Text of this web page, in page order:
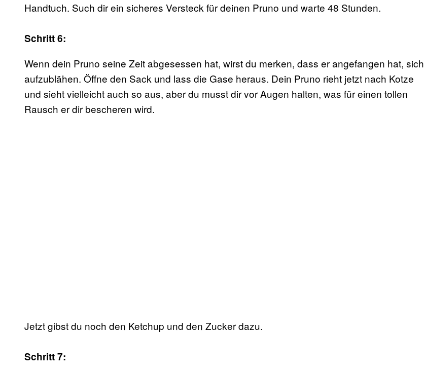
Handtuch. Such dir ein sicheres Versteck für deinen Pruno und warte 48 Stunden.
Schritt 6:
Wenn dein Pruno seine Zeit abgesessen hat, wirst du merken, dass er angefangen hat, sich
aufzublähen. Öffne den Sack und lass die Gase heraus. Dein Pruno rieht jetzt nach Kotze
und sieht vielleicht auch so aus, aber du musst dir vor Augen halten, was für einen tollen
Rausch er dir bescheren wird.
Jetzt gibst du noch den Ketchup und den Zucker dazu.
Schritt 7: